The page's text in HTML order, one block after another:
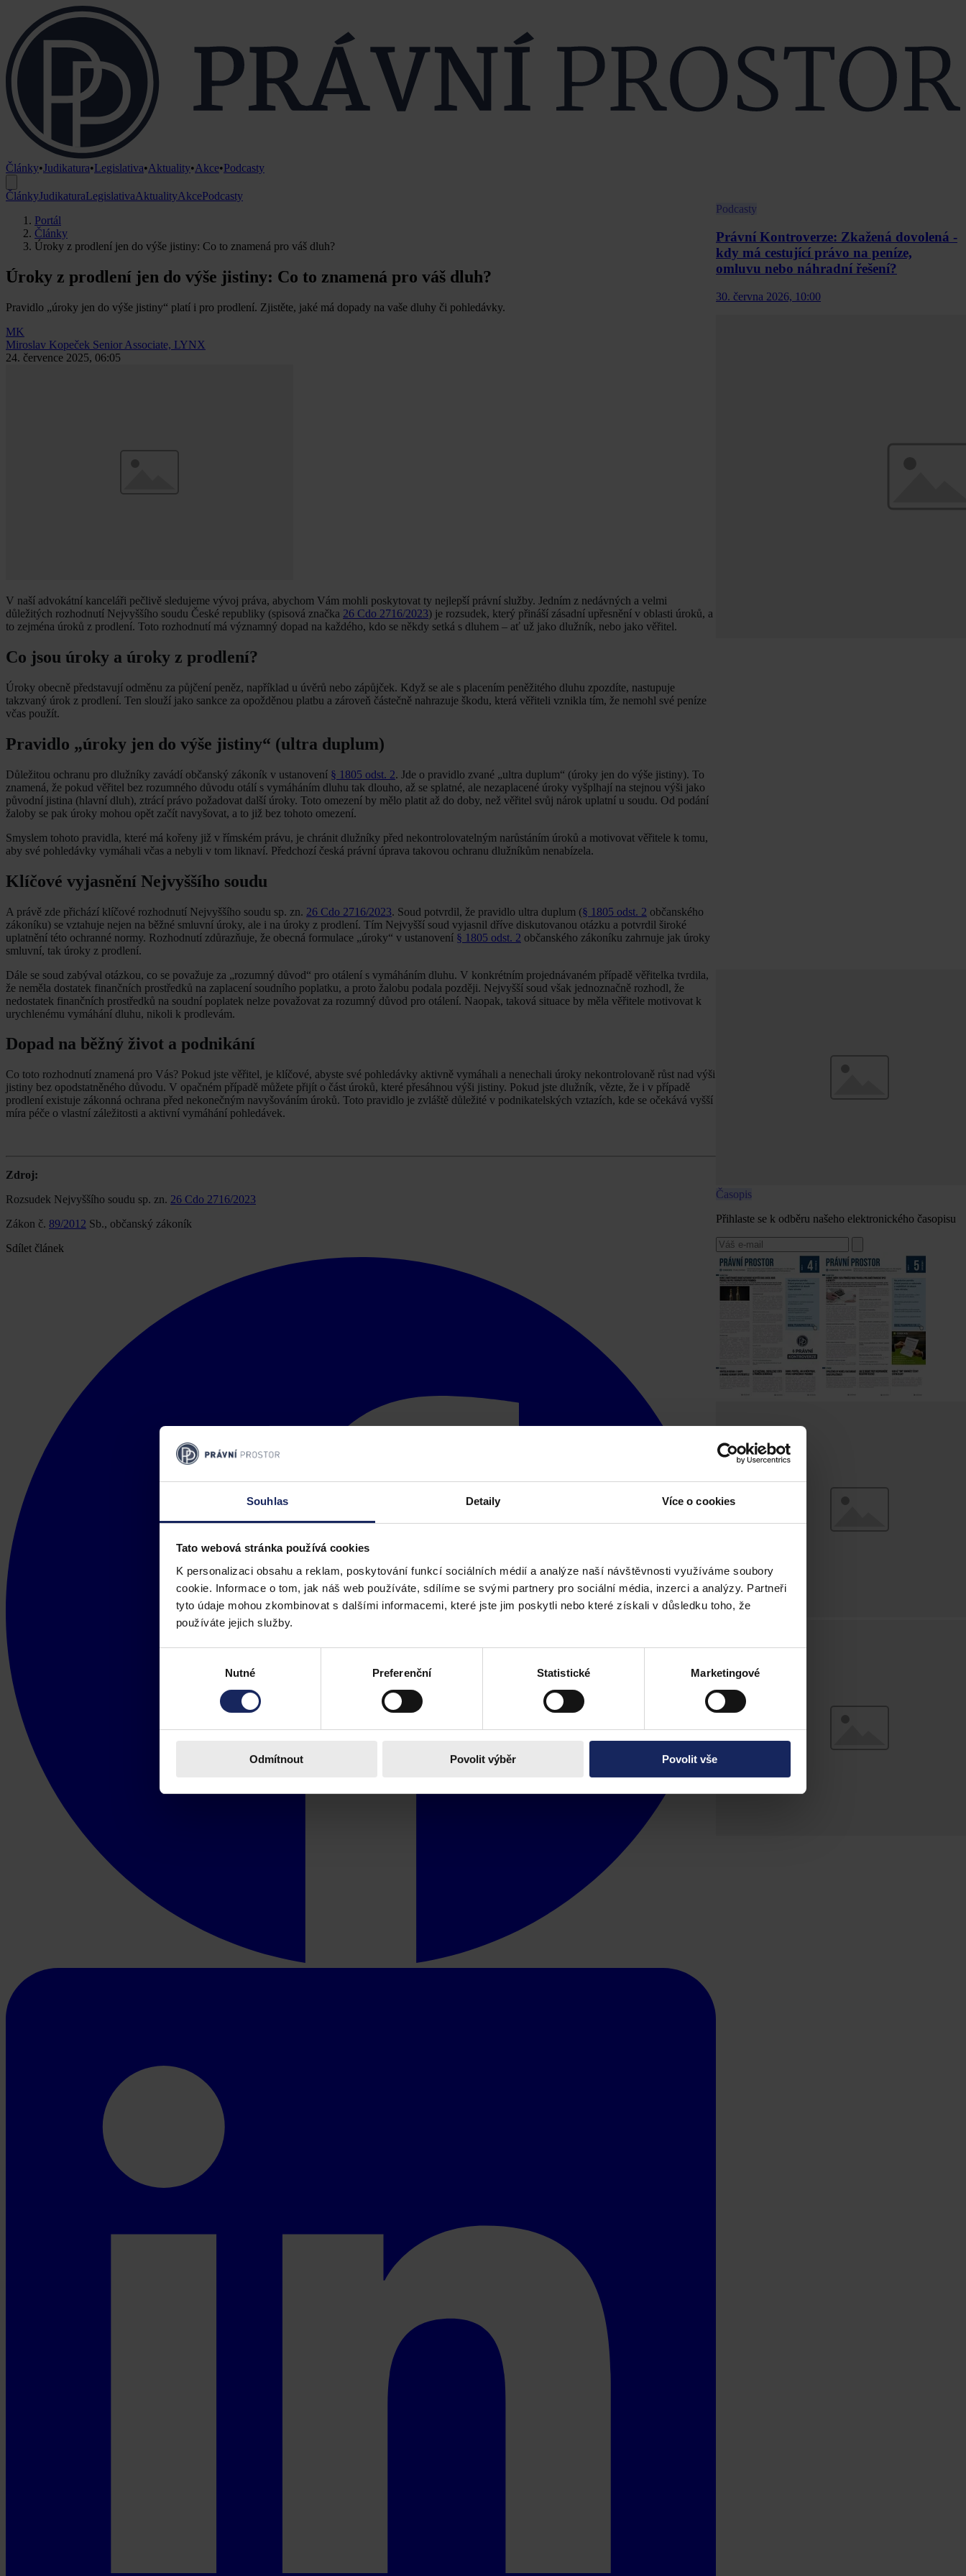
Souhlas Detaily Více o cookies
Tato webová stránka používá cookies
K personalizaci obsahu a reklam, poskytování funkcí sociálních médií a analýze naší návštěvnosti využíváme soubory
cookie. Informace o tom, jak náš web používáte, sdílíme se svými partnery pro sociální média, inzerci a analýzy. Partneři
tyto údaje mohou zkombinovat s dalšími informacemi, které jste jim poskytli nebo které získali v důsledku toho, že
používáte jejich služby.
Nutné Preferenční Statistické Marketingové
Odmítnout Povolit výběr Povolit vše
Články•Judikatura•Legislativa•Aktuality•Akce•Podcasty
ČlánkyJudikaturaLegislativaAktualityAkcePodcasty
Portál
Články
Úroky z prodlení jen do výše jistiny: Co to znamená pro váš dluh?
Úroky z prodlení jen do výše jistiny: Co to znamená pro váš dluh?
Pravidlo „úroky jen do výše jistiny“ platí i pro prodlení. Zjistěte, jaké má dopady na vaše dluhy či pohledávky.
MK
Miroslav Kopeček Senior Associate, LYNX
24. července 2025, 06:05
V naší advokátní kanceláři pečlivě sledujeme vývoj práva, abychom Vám mohli poskytovat ty nejlepší právní služby. Jedním z nedávných a velmi
důležitých rozhodnutí Nejvyššího soudu České republiky (spisová značka 26 Cdo 2716/2023) je rozsudek, který přináší zásadní upřesnění v oblasti úroků, a
to zejména úroků z prodlení. Toto rozhodnutí má významný dopad na každého, kdo se někdy setká s dluhem – ať už jako dlužník, nebo jako věřitel.
Co jsou úroky a úroky z prodlení?
Úroky obecně představují odměnu za půjčení peněz, například u úvěrů nebo zápůjček. Když se ale s placením peněžitého dluhu zpozdíte, nastupuje
takzvaný úrok z prodlení. Ten slouží jako sankce za opožděnou platbu a zároveň částečně nahrazuje škodu, která věřiteli vznikla tím, že nemohl své peníze
včas použít.
Pravidlo „úroky jen do výše jistiny“ (ultra duplum)
Důležitou ochranu pro dlužníky zavádí občanský zákoník v ustanovení § 1805 odst. 2. Jde o pravidlo zvané „ultra duplum“ (úroky jen do výše jistiny). To
znamená, že pokud věřitel bez rozumného důvodu otálí s vymáháním dluhu tak dlouho, až se splatné, ale nezaplacené úroky vyšplhají na stejnou výši jako
původní jistina (hlavní dluh), ztrácí právo požadovat další úroky. Toto omezení by mělo platit až do doby, než věřitel svůj nárok uplatní u soudu. Od podání
žaloby se pak úroky mohou opět začít navyšovat, a to již bez tohoto omezení.
Smyslem tohoto pravidla, které má kořeny již v římském právu, je chránit dlužníky před nekontrolovatelným narůstáním úroků a motivovat věřitele k tomu,
aby své pohledávky vymáhali včas a nebyli v tom liknaví. Předchozí česká právní úprava takovou ochranu dlužníkům nenabízela.
Klíčové vyjasnění Nejvyššího soudu
A právě zde přichází klíčové rozhodnutí Nejvyššího soudu sp. zn. 26 Cdo 2716/2023. Soud potvrdil, že pravidlo ultra duplum (§ 1805 odst. 2 občanského
zákoníku) se vztahuje nejen na běžné smluvní úroky, ale i na úroky z prodlení. Tím Nejvyšší soud vyjasnil dříve diskutovanou otázku a potvrdil široké
uplatnění této ochranné normy. Rozhodnutí zdůrazňuje, že obecná formulace „úroky“ v ustanovení § 1805 odst. 2 občanského zákoníku zahrnuje jak úroky
smluvní, tak úroky z prodlení.
Dále se soud zabýval otázkou, co se považuje za „rozumný důvod“ pro otálení s vymáháním dluhu. V konkrétním projednávaném případě věřitelka tvrdila,
že neměla dostatek finančních prostředků na zaplacení soudního poplatku, a proto žalobu podala později. Nejvyšší soud však jednoznačně rozhodl, že
nedostatek finančních prostředků na soudní poplatek nelze považovat za rozumný důvod pro otálení. Naopak, taková situace by měla věřitele motivovat k
urychlenému vymáhání dluhu, nikoli k prodlevám.
Dopad na běžný život a podnikání
Co toto rozhodnutí znamená pro Vás? Pokud jste věřitel, je klíčové, abyste své pohledávky aktivně vymáhali a nenechali úroky nekontrolovaně růst nad výši
jistiny bez opodstatněného důvodu. V opačném případě můžete přijít o část úroků, které přesáhnou výši jistiny. Pokud jste dlužník, vězte, že i v případě
prodlení existuje zákonná ochrana před nekonečným navyšováním úroků. Toto pravidlo je zvláště důležité v podnikatelských vztazích, kde se očekává vyšší
míra péče o vlastní záležitosti a aktivní vymáhání pohledávek.
Zdroj:
Rozsudek Nejvyššího soudu sp. zn. 26 Cdo 2716/2023
Zákon č. 89/2012 Sb., občanský zákoník
Sdílet článek
Podcasty
Právní Kontroverze: Zkažená dovolená -
kdy má cestující právo na peníze,
omluvu nebo náhradní řešení?
30. června 2026, 10:00
Časopis
Přihlaste se k odběru našeho elektronického časopisu